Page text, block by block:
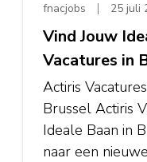
fnacjobs 25 juli
Vind Jouw
Vacatures in
Actiris
Brussel Actiris
Ideale Baan in
naar een